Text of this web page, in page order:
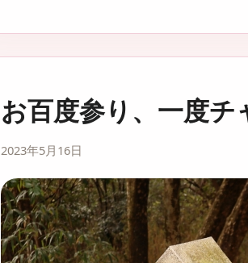
お百度参り、一度チ
2023年5月16日